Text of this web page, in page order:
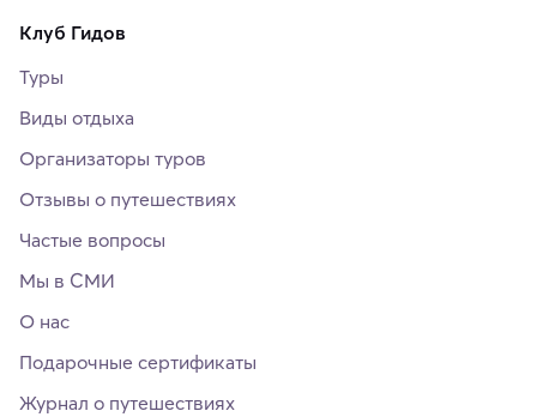
Клуб Гидов
Туры
Виды отдыха
Организаторы туров
Отзывы о путешествиях
Частые вопросы
Мы в СМИ
О нас
Подарочные сертификаты
Журнал о путешествиях